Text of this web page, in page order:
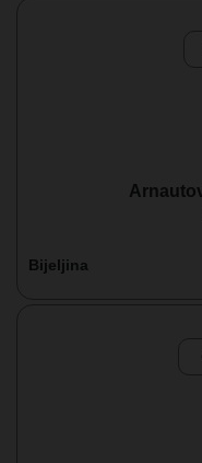
Bijeljina